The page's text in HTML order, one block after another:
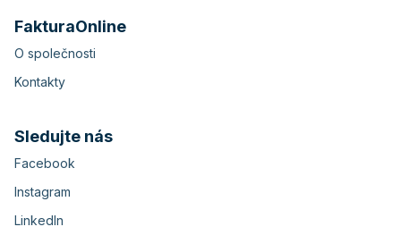
FakturaOnline
O společnosti
Kontakty
Sledujte nás
Facebook
Instagram
LinkedIn